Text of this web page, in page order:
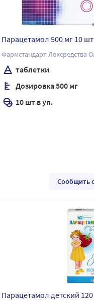
Парацетамол 500 мг 10
Фармстандарт-Лексредства
таблетки
Дозировка 500 мг
10 шт в уп.
Сообщить
Парацетамол детский